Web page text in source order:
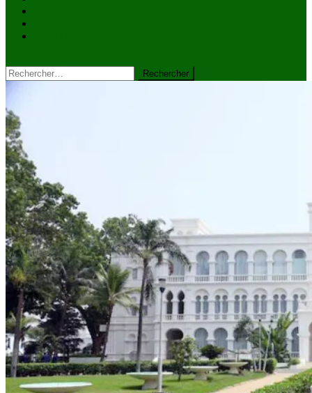
Rechercher :